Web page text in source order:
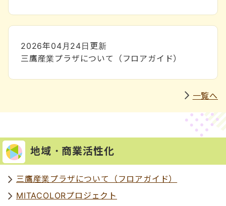
2026年04月24日 更新
三鷹産業プラザについて（フロアガイド）
一覧へ
地域・商業活性化
三鷹産業プラザについて（フロアガイド）
MITACOLORプロジェクト